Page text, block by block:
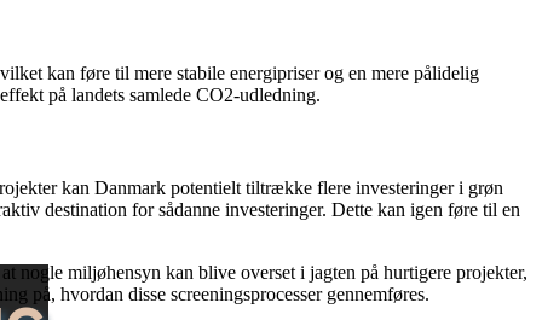
kan føre til mere stabile energipriser og en mere pålidelig
på landets samlede CO2-udledning.
kan Danmark potentielt tiltrække flere investeringer i grøn
destination for sådanne investeringer. Dette kan igen føre til en
nogle miljøhensyn kan blive overset i jagten på hurtigere projekter,
på, hvordan disse screeningsprocesser gennemføres.